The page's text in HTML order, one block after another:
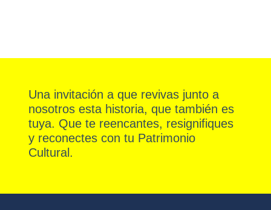
Una invitación a que revivas junto a
nosotros esta historia, que también es
tuya. Que te reencantes, resignifiques
y reconectes con tu Patrimonio
Cultural.